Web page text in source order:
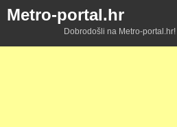
Metro-portal.hr
Dobrodošli na Metro-portal.hr!